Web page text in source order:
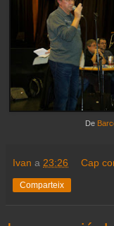
De
Ivan a 23:26 Cap
Comparteix